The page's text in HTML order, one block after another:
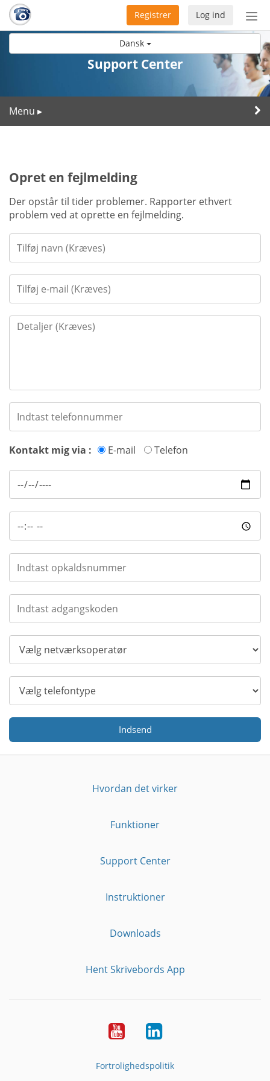
Dansk
Slå
til/
Log ind
Registrer
Support Center
Menu ▸
Opret en fejlmelding
Der opstår til tider problemer. Rapporter ethvert
problem ved at oprette en fejlmelding.
Kontakt mig via : E-mail Telefon
Indsend
Hvordan det virker
Funktioner
Support Center
Instruktioner
Downloads
Hent Skrivebords App
YouTubeLinkedIn
Fortrolighedspolitik